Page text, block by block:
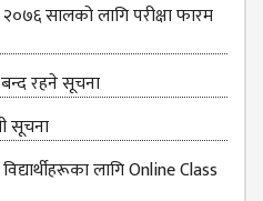
सालको लागि परीक्षा फारम
रहने सूचना
सूचना
लागि Online Class